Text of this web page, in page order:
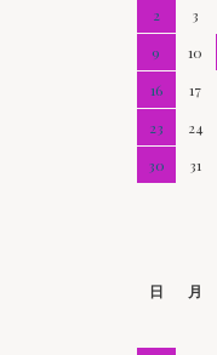
2
3
9
10
16
17
23
24
30
31
日 月